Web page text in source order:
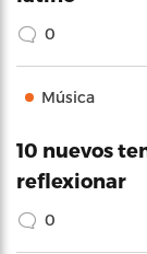
0
Música
10 nuevos
reflexionar
0